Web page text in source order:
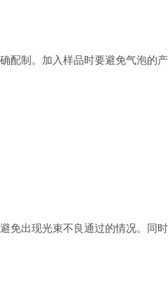
。加入样品时要避免气泡的产
现光束不良通过的情况。同时